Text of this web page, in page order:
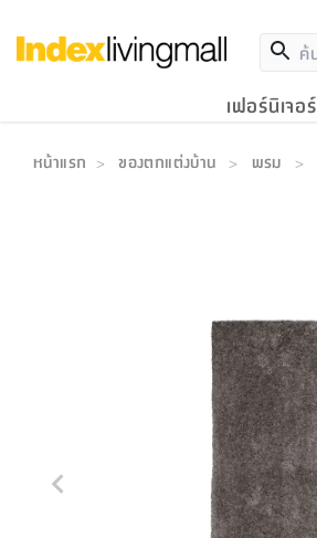
เฟอร์นิเจอร์
หน้าแรก > ของตกแต่งบ้าน > พรม >